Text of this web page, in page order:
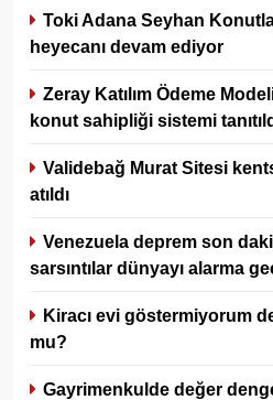
Toki Adana Seyhan
heyecanı devam ediyor
Zeray Katılım Ödeme
konut sahipliği sistemi
Validebağ Murat Sitesi
atıldı
Venezuela deprem son
sarsıntılar dünyayı alarma
Kiracı evi göstermiyorum
mu?
Gayrimenkulde değer